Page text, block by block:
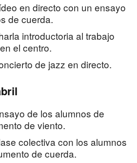
en directo con un ensayo
de cuerda.
introductoria al trabajo
el centro.
de jazz en directo.
de los alumnos de
de viento.
colectiva con los alumnos
de cuerda.